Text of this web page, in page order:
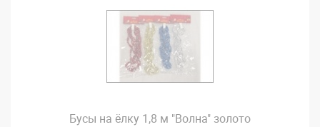
Бусы на ёлку 1,8 м "Волна" золото